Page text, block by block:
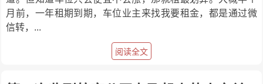
月前，一年租期到期，车位业主来找我要租金，都是通过微
信转，...
阅读全文